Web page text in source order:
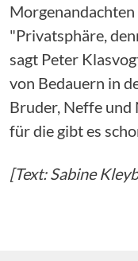
"Privatsphäre,
sagt Peter
von Bedauern in
Bruder, Neffe und
für die gibt es
[Text: Sabine